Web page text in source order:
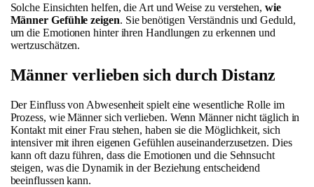
Solche Einsichten helfen, die Art und Weise zu verstehen, wie
Männer Gefühle zeigen. Sie benötigen Verständnis und Geduld,
um die Emotionen hinter ihren Handlungen zu erkennen und
wertzuschätzen.
Männer verlieben sich durch Distanz
Der Einfluss von Abwesenheit spielt eine wesentliche Rolle im
Prozess, wie Männer sich verlieben. Wenn Männer nicht täglich in
Kontakt mit einer Frau stehen, haben sie die Möglichkeit, sich
intensiver mit ihren eigenen Gefühlen auseinanderzusetzen. Dies
kann oft dazu führen, dass die Emotionen und die Sehnsucht
steigen, was die Dynamik in der Beziehung entscheidend
beeinflussen kann.